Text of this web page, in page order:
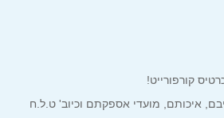
איכותם, מועדי אספקתם וכיוב' ט.ל.ח